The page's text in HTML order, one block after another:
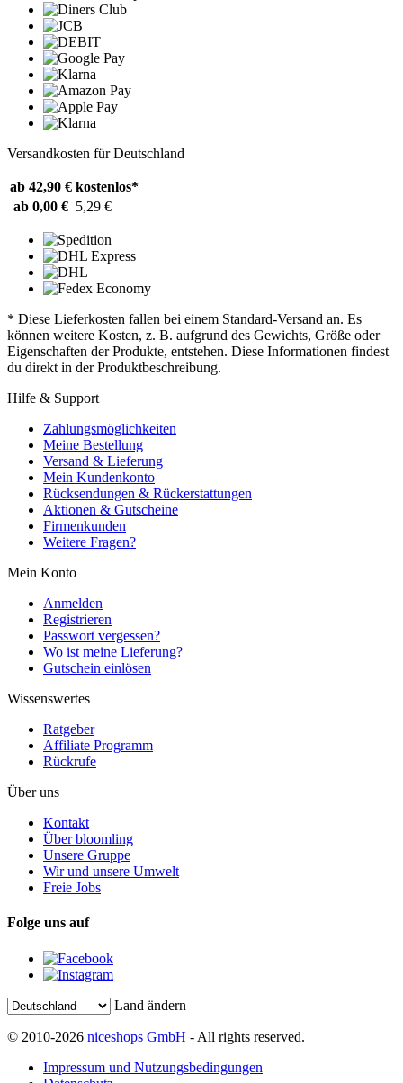
Versandkosten für Deutschland
ab 42,90 € kostenlos*
ab 0,00 € 5,29 €
* Diese Lieferkosten fallen bei einem Standard-Versand an. Es
können weitere Kosten, z. B. aufgrund des Gewichts, Größe oder
Eigenschaften der Produkte, entstehen. Diese Informationen findest
du direkt in der Produktbeschreibung.
Hilfe & Support
Zahlungsmöglichkeiten
Meine Bestellung
Versand & Lieferung
Mein Kundenkonto
Rücksendungen & Rückerstattungen
Aktionen & Gutscheine
Firmenkunden
Weitere Fragen?
Mein Konto
Anmelden
Registrieren
Passwort vergessen?
Wo ist meine Lieferung?
Gutschein einlösen
Wissenswertes
Ratgeber
Affiliate Programm
Rückrufe
Über uns
Kontakt
Über bloomling
Unsere Gruppe
Wir und unsere Umwelt
Freie Jobs
Folge uns auf
Land ändern
© 2010-2026 niceshops GmbH - All rights reserved.
Impressum und Nutzungsbedingungen